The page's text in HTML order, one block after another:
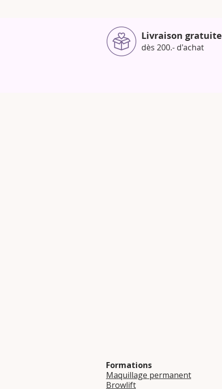
Livraison gratuite
dès 200.- d'achat
Formations
Maquillage permanent
Browlift